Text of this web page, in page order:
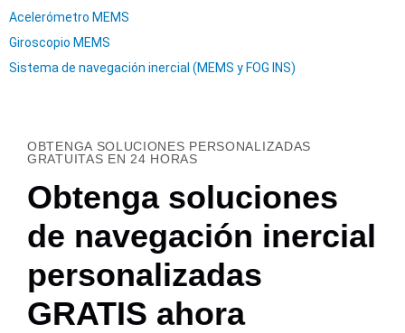
Acelerómetro MEMS
Giroscopio MEMS
Sistema de navegación inercial (MEMS y FOG INS)
OBTENGA SOLUCIONES PERSONALIZADAS
GRATUITAS EN 24 HORAS
Obtenga soluciones
de navegación inercial
personalizadas
GRATIS ahora